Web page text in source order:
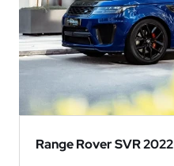
Range Rover SVR 2022